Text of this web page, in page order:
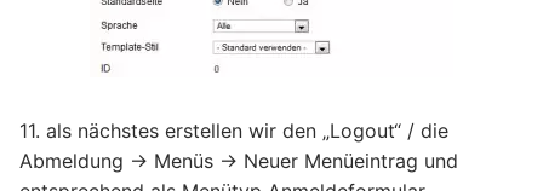
11. als nächstes erstellen wir den „Logout“ / die
Abmeldung -> Menüs -> Neuer Menüeintrag und